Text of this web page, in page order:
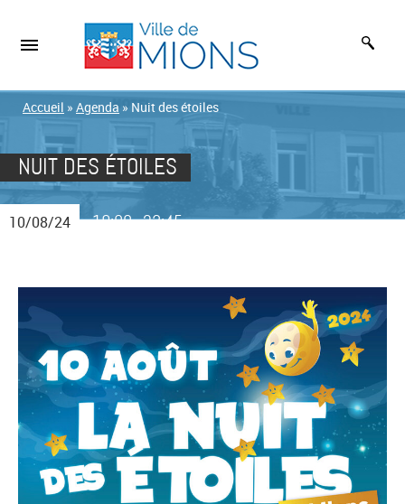
Accueil » Agenda » Nuit des étoiles
NUIT DES ÉTOILES
10/08/24 19:00-23:45